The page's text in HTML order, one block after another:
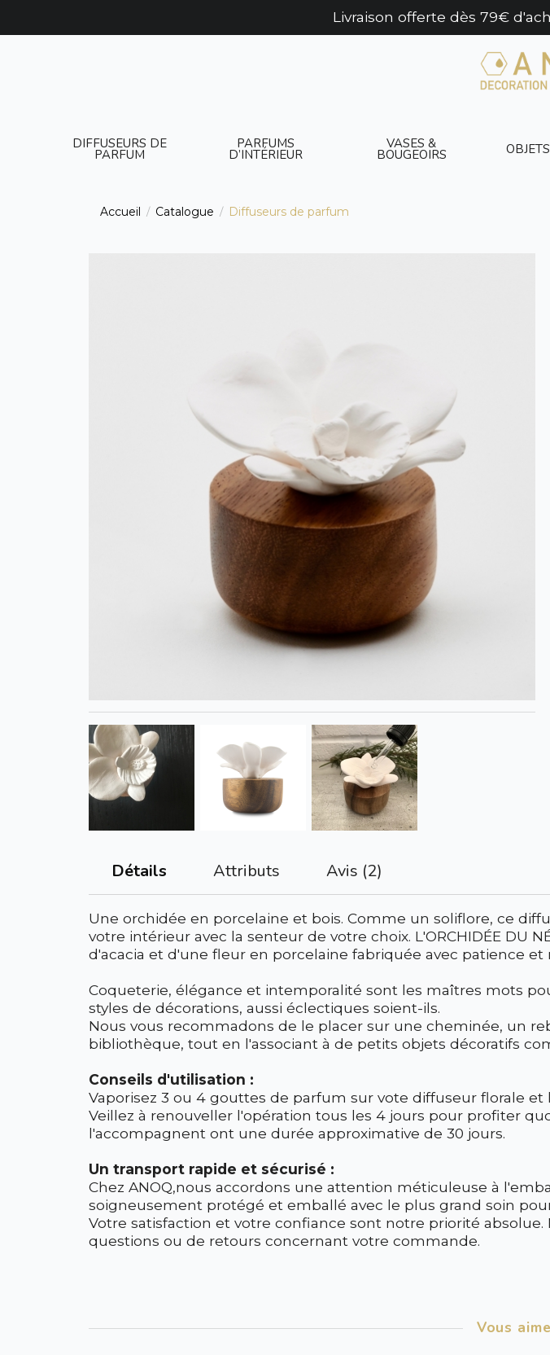
Livraison offerte dès 79€
DIFFUSEURS DE
PARFUM
PARFUMS
D’INTÉRIEUR
VASES &
BOUGEOIRS
Accueil / Catalogue / Diffuseurs de parfum
Détails Attributs Avis (2)
Une orchidée en porcelaine et bois. Comme un soliflore, ce
votre intérieur avec la senteur de votre choix. L'ORCHIDÉE DU
d'acacia et d'une fleur en porcelaine fabriquée avec patience et
Coqueterie, élégance et intemporalité sont les maîtres mots
styles de décorations, aussi éclectiques soient-ils.
Nous vous recommadons de le placer sur une cheminée, un
bibliothèque, tout en l'associant à de petits objets décoratifs
Conseils d'utilisation :
Vaporisez 3 ou 4 gouttes de parfum sur vote diffuseur florale
Veillez à renouveller l'opération tous les 4 jours pour profiter
l'accompagnent ont une durée approximative de 30 jours.
Un transport rapide et sécurisé :
Chez ANOQ,nous accordons une attention méticuleuse à
soigneusement protégé et emballé avec le plus grand soin
Votre satisfaction et votre confiance sont notre priorité
questions ou de retours concernant votre commande.
Vous